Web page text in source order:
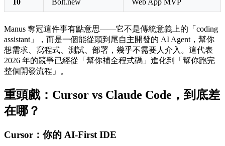
Manus 奪冠這件事有點意思——它不是傳統意義上的「coding
assistant」，而是一個能從頭到尾自主開發的 AI Agent，幫你
想需求、寫程式、測試、部署，幾乎不需要人介入。這代表
2026 年的競爭已經從「幫你補全程式碼」進化到「幫你跑完
整個開發流程」。
重頭戲：Cursor vs Claude Code，到底差
在哪？
Cursor：你的 AI-First IDE